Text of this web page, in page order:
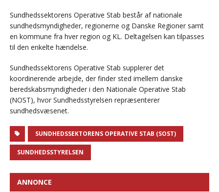
Sundhedssektorens Operative Stab består af nationale
sundhedsmyndigheder, regionerne og Danske Regioner samt
en kommune fra hver region og KL. Deltagelsen kan tilpasses
til den enkelte hændelse.
Sundhedssektorens Operative Stab supplerer det
koordinerende arbejde, der finder sted imellem danske
beredskabsmyndigheder i den Nationale Operative Stab
(NOST), hvor Sundhedsstyrelsen repræsenterer
sundhedsvæsenet.
SUNDHEDSSEKTORENS OPERATIVE STAB (SOST)
SUNDHEDSSTYRELSEN
ANNONCE